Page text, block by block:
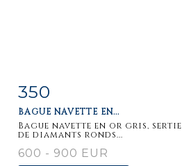
Item detail
350
BAGUE NAVETTE EN...
Bague navette en or gris, sertie
de diamants ronds...
600 - 900 EUR